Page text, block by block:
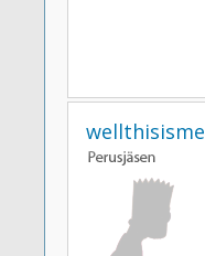
wellthisisme